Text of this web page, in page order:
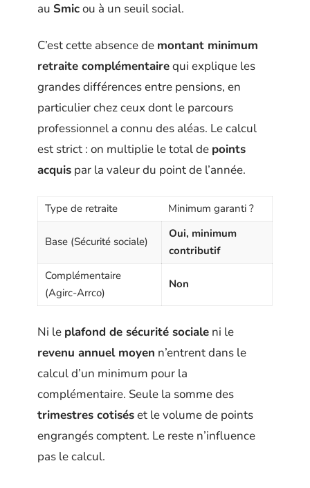
au Smicou à un seuil social.
C’est cette absence de montant minimum
retraite complémentairequi explique les
grandes différences entre pensions, en
particulier chez ceux dont le parcours
professionnel a connu des aléas. Le calcul
est strict : on multiplie le total de points
acquis par la valeur du point de l’année.
Type de retraite Minimum garanti ?
Base (Sécurité sociale)
Oui, minimum
contributif
Complémentaire
(Agirc-Arrco)
Non
Ni le plafond de sécurité sociale ni le
revenu annuel moyen n’entrent dans le
calcul d’un minimum pour la
complémentaire. Seule la somme des
trimestres cotiséset le volume de points
engrangés comptent. Le reste n’influence
pas le calcul.